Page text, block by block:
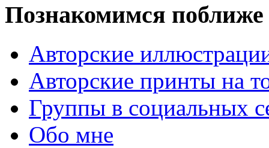
Познакомимся поближе
Авторские
Авторские принты на
Группы в социальных
Обо мне